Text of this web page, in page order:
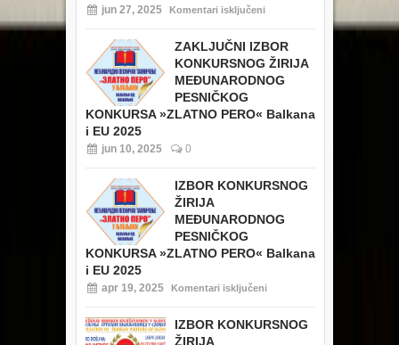
jun 27, 2025 Komentari isključeni
ZAKLJUČNI IZBOR
KONKURSNOG ŽIRIJA
MEĐUNARODNOG
PESNIČKOG
KONKURSA »ZLATNO PERO« Balkana
i EU 2025
jun 10, 2025 0
IZBOR KONKURSNOG
ŽIRIJA
MEĐUNARODNOG
PESNIČKOG
KONKURSA »ZLATNO PERO« Balkana
i EU 2025
apr 19, 2025 Komentari isključeni
IZBOR KONKURSNOG
ŽIRIJA